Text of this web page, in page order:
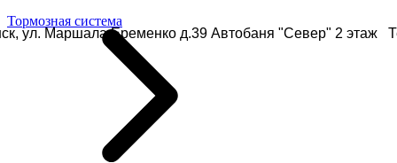
ул. Маршала Еременко д.39 Автобаня "Север" 2 этаж
Тормозная система